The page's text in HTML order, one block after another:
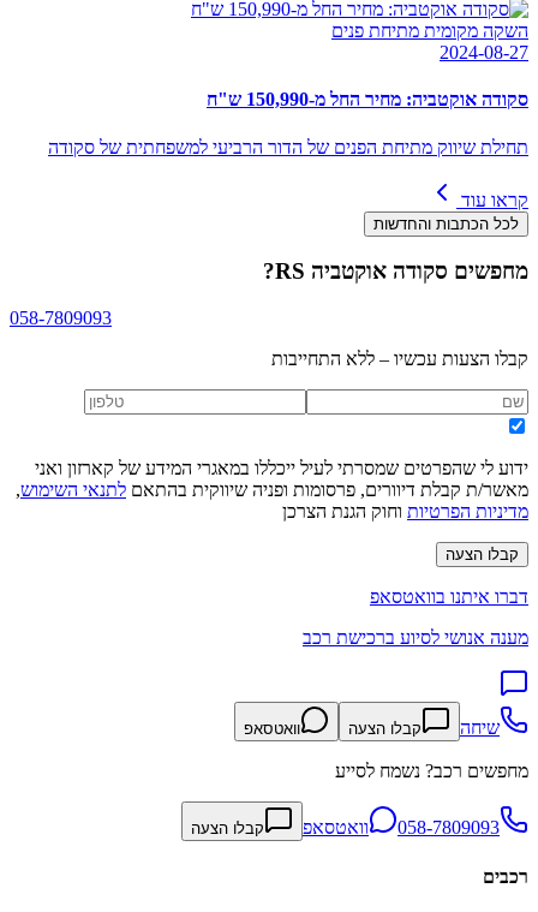
השקה מקומית מתיחת פנים
2024-08-27
סקודה אוקטביה: מחיר החל מ-150,990 ש"ח
תחילת שיווק מתיחת הפנים של הדור הרביעי למשפחתית של סקודה
קראו עוד
לכל הכתבות והחדשות
מחפשים סקודה אוקטביה RS ?
058-7809093
קבלו הצעות עכשיו – ללא התחייבות
ידוע לי שהפרטים שמסרתי לעיל ייכללו במאגרי המידע של קארזון ואני
מאשר/ת קבלת דיוורים, פרסומות ופניה שיווקית בהתאם לתנאי השימוש,
מדיניות הפרטיות וחוק הגנת הצרכן
קבלו הצעה
דברו איתנו בוואטסאפ
מענה אנושי לסיוע ברכישת רכב
שיחה קבלו הצעה וואטסאפ
מחפשים רכב? נשמח לסייע
058-7809093 וואטסאפ קבלו הצעה
רכבים